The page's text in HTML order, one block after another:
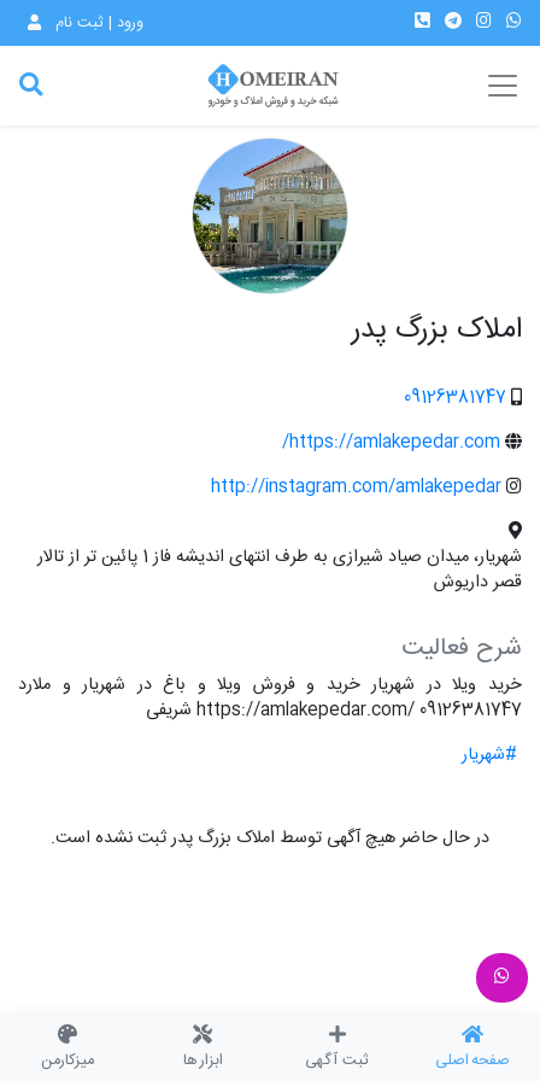
ورود | ثبت نام
املاک بزرگ پدر
09126381747
https://amlakepedar.com/
http://instagram.com/amlakepedar
شهریار، میدان صیاد شیرازی به طرف انتهای اندیشه فاز 1 پائین تر از تالار
قصر داریوش
شرح فعالیت
خرید ویلا در شهریار خرید و فروش ویلا و باغ در شهریار و ملارد
https://amlakepedar.com/ 09126381747 شریفی
#شهریار
در حال حاضر هیچ آگهی توسط املاک بزرگ پدر ثبت نشده است.
صفحه اصلی ثبت آگهی ابزار ها میزکارمن